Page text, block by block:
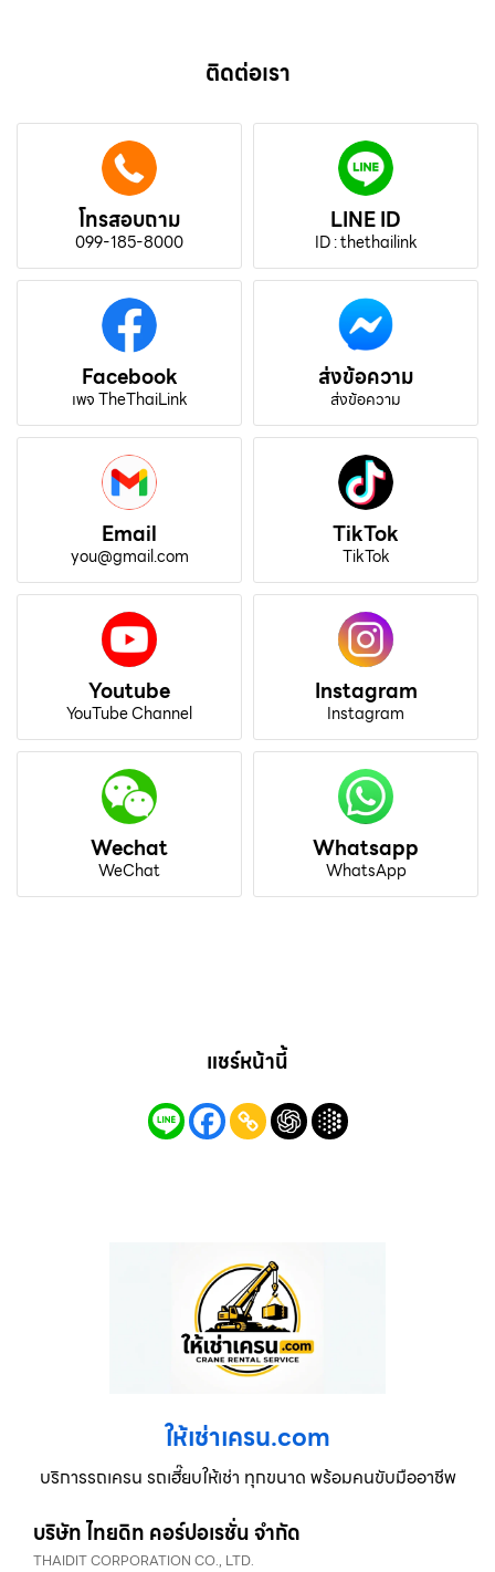
ติดต่อเรา
โทรสอบถาม
099-185-8000
LINE ID
ID : thethailink
Facebook
เพจ TheThaiLink
ส่งข้อความ
ส่งข้อความ
Email
you@gmail.com
TikTok
TikTok
Youtube
YouTube Channel
Instagram
Instagram
Wechat
WeChat
Whatsapp
WhatsApp
แชร์หน้านี้
ให้เช่าเครน.com
บริการรถเครน รถเฮี๊ยบให้เช่า ทุกขนาด พร้อมคนขับมืออาชีพ
บริษัท ไทยดิท คอร์ปอเรชั่น จำกัด
THAIDIT CORPORATION CO., LTD.